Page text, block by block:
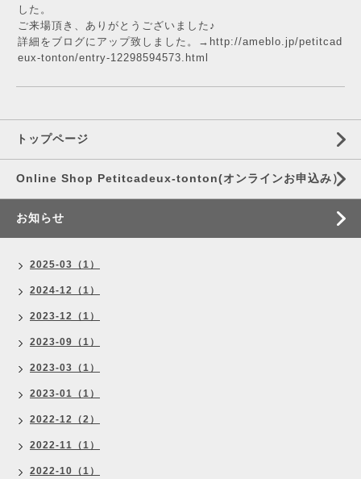
した。
ご来場頂き、ありがとうございました♪
詳細をブログにアップ致しました。→ http://ameblo.jp/petitcad
eux-tonton/entry-12298594573.html
トップページ
Online Shop Petitcadeux-tonton(オンラインお申込み）
お知らせ
2025-03（1）
2024-12（1）
2023-12（1）
2023-09（1）
2023-03（1）
2023-01（1）
2022-12（2）
2022-11（1）
2022-10（1）